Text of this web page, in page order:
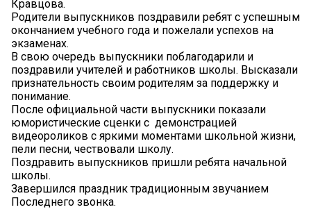
Кравцова.
Родители выпускников поздравили ребят с успешным
окончанием учебного года и пожелали успехов на
экзаменах.
В свою очередь выпускники поблагодарили и
поздравили учителей и работников школы. Высказали
признательность своим родителям за поддержку и
понимание.
После официальной части выпускники показали
юмористические сценки с демонстрацией
видеороликов с яркими моментами школьной жизни,
пели песни, чествовали школу.
Поздравить выпускников пришли ребята начальной
школы.
Завершился праздник традиционным звучанием
Последнего звонка.